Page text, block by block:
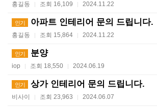
홍길동 | 조회 16,109 | 2024.11.22
인기 아파트 인테리어 문의 드립니다.
홍길동 | 조회 15,864 | 2024.11.22
인기 분양
iop | 조회 18,550 | 2024.06.19
인기 상가 인테리어 문의 드립니다.
비사이 | 조회 23,963 | 2024.06.07